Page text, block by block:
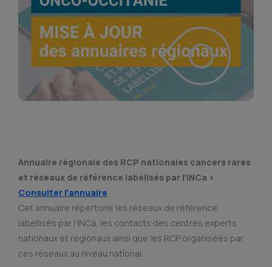
Annuaire régionale des RCP nationales cancers rares
et réseaux de référence labélisés par l’INCa >
Consulter l’annuaire
Cet annuaire répertorie les réseaux de référence
labellisés par l’INCa, les contacts des centres experts
nationaux et régionaux ainsi que les RCP organisées par
ces réseaux au niveau national.